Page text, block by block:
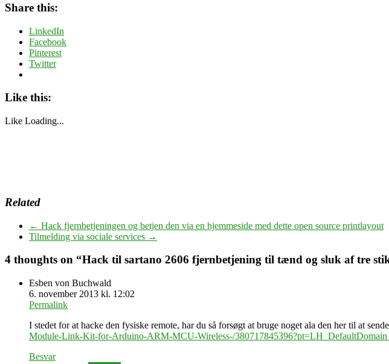
Share this:
LinkedIn
Facebook
Pinterest
Twitter
Like this:
Like Loading...
Related
← Hack fjernbetjeningen og betjen den via en hjemmeside med dette open source printlayout
Tilmelding via sociale services →
4 thoughts on “Hack til sartano 2606 fjernbetjening til tænd og sluk af tre
Esben von Buchwald
6. november 2013 kl. 12:02
Permalink
I stedet for at hacke den fysiske remote, har du så forsøgt at bruge noget ala den her til at
Module-Link-Kit-for-Arduino-ARM-MCU-Wireless-/
Besvar